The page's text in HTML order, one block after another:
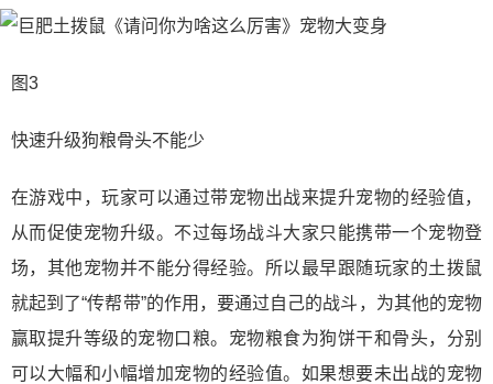
图3
快速升级狗粮骨头不能少
在游戏中，玩家可以通过带宠物出战来提升宠物的经验值，
从而促使宠物升级。不过每场战斗大家只能携带一个宠物登
场，其他宠物并不能分得经验。所以最早跟随玩家的土拨鼠
就起到了“传帮带”的作用，要通过自己的战斗，为其他的宠物
赢取提升等级的宠物口粮。宠物粮食为狗饼干和骨头，分别
可以大幅和小幅增加宠物的经验值。如果想要未出战的宠物